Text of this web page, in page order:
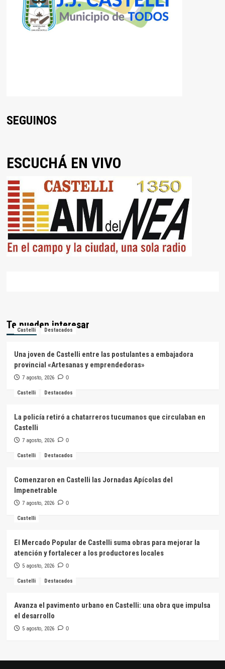
SEGUINOS
ESCUCHÁ EN VIVO
Te pueden interesar
Castelli Destacados
Una joven de Castelli entre las postulantes a embajadora
provincial «Artesanas y emprendedoras»
7 agosto, 2026 0
Castelli Destacados
La policía retiró a chatarreros tucumanos que circulaban en
Castelli
7 agosto, 2026 0
Castelli Destacados
Comenzaron en Castelli las Jornadas Apícolas del
Impenetrable
7 agosto, 2026 0
Castelli
El Mercado Popular de Castelli suma obras para mejorar la
atención y fortalecer a los productores locales
5 agosto, 2026 0
Castelli Destacados
Avanza el pavimento urbano en Castelli: una obra que impulsa
el desarrollo
5 agosto, 2026 0